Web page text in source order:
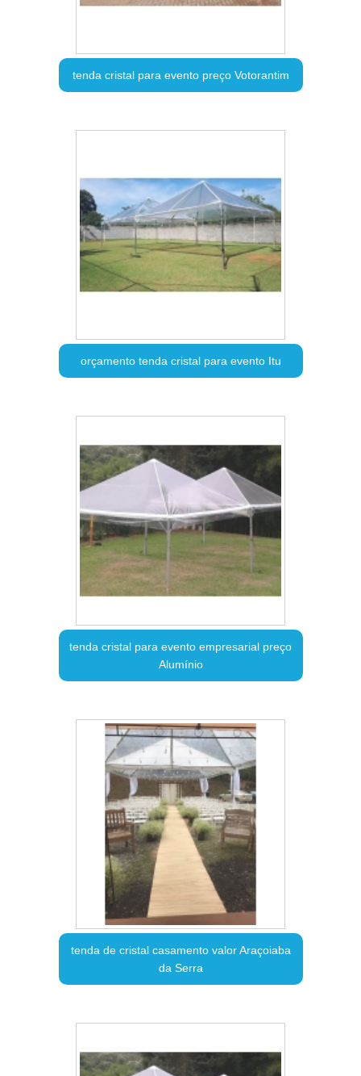
tenda cristal para evento preço Votorantim
orçamento tenda cristal para evento Itu
tenda cristal para evento empresarial preço
Alumínio
tenda de cristal casamento valor Araçoiaba
da Serra